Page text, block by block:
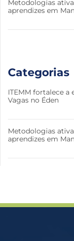
Metodologias
aprendizes em
Categorias
ITEMM fortalece a
Vagas no Éden
Metodologias
aprendizes em